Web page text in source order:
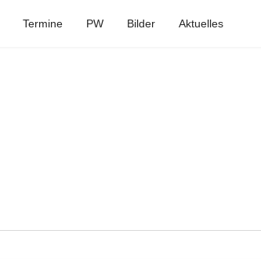
Termine PW Bilder Aktuelles